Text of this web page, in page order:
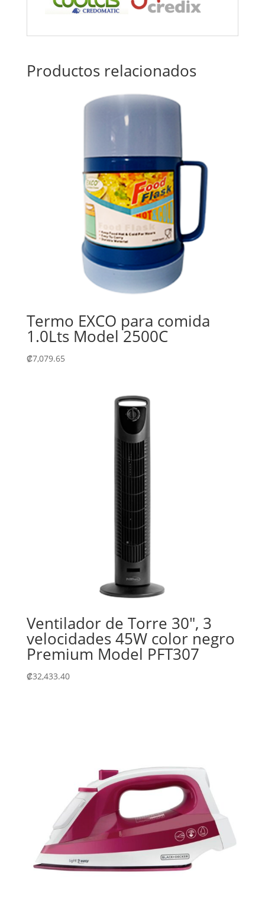
Productos relacionados
Termo EXCO para comida
1.0Lts Model 2500C
₡7,079.65
Ventilador de Torre 30″, 3
velocidades 45W color negro
Premium Model PFT307
₡32,433.40